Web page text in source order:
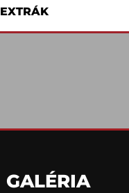
GALÉRIA